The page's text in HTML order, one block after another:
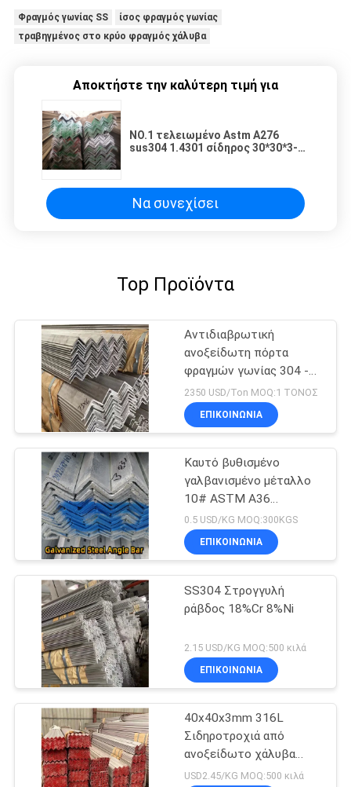
Φραγμός γωνίας SS
ίσος φραγμός γωνίας
τραβηγμένος στο κρύο φραγμός χάλυβα
Αποκτήστε την καλύτερη τιμή για
NO.1 τελειωμένο Astm A276
sus304 1.4301 σίδηρος 30*30*3-
Να συνεχίσει
Top Προϊόντα
Αντιδιαβρωτική
ανοξείδωτη πόρτα
φραγμών γωνίας 304 -
πιό στενά
υποστηρίγματα χάλυβα
2350 USD/Ton MOQ:1 ΤΟΝΟΣ
ΕΠΙΚΟΙΝΩΝΙΑ
Καυτό βυθισμένο
γαλβανισμένο μέταλλο
10# ASTM A36
φραγμών 100*100*10
γωνίας χάλυβα
0.5 USD/KG MOQ:300KGS
ΕΠΙΚΟΙΝΩΝΙΑ
SS304 Στρογγυλή
ράβδος 18%Cr 8%Ni
2.15 USD/KG MOQ:500 κιλά
ΕΠΙΚΟΙΝΩΝΙΑ
40x40x3mm 316L
Σιδηροτροχιά από
ανοξείδωτο χάλυβα
ASTM A276 SS
USD2.45/KG MOQ:500 κιλά